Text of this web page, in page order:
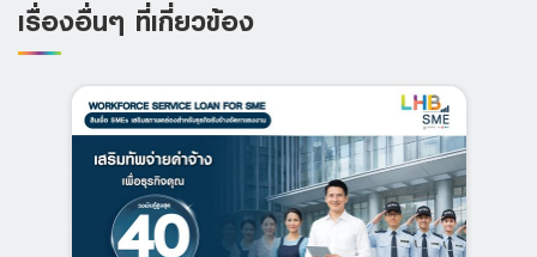
เรื่องอื่นๆ ที่เกี่ยวข้อง